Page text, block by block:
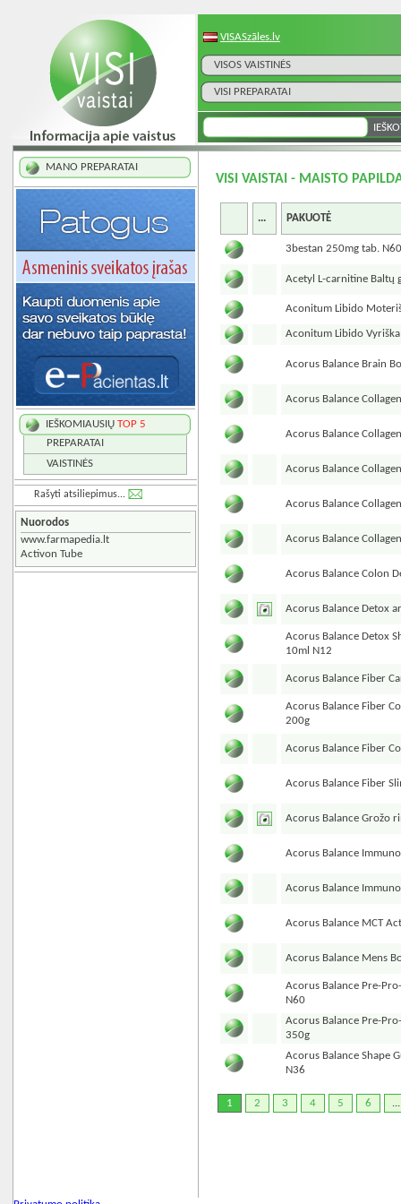
VISASzāles.lv
VISOS VAISTINĖS
VISI PREPARATAI
MANO PREPARATAI
IEŠKOMIAUSIŲ TOP 5
PREPARATAI
VAISTINĖS
Rašyti atsiliepimus...
Nuorodos
www.farmapedia.lt
Activon Tube
VISI VAISTAI - MAISTO
... PAKUOTĖ
3bestan 250mg tab.
Acetyl L-carnitine Baltų
Aconitum Libido
Aconitum Libido
Acorus Balance Brain
Acorus Balance
Acorus Balance
Acorus Balance
Acorus Balance
Acorus Balance
Acorus Balance Colon
Acorus Balance Detox
Acorus Balance Detox
10ml N12
Acorus Balance Fiber
Acorus Balance Fiber
200g
Acorus Balance Fiber
Acorus Balance Fiber
Acorus Balance Grožo
Acorus Balance
Acorus Balance
Acorus Balance MCT
Acorus Balance Mens
Acorus Balance Pre-
N60
Acorus Balance Pre-
350g
Acorus Balance Shape
N36
1 2 3 4 5 6 ...